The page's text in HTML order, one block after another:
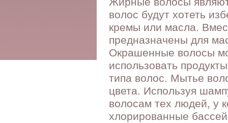
волос будут хотеть
кремы или масла.
предназначены для
Окрашенные волосы
использовать
типа волос. Мытье
цвета. Используя
волосам тех людей, у
хлорированные